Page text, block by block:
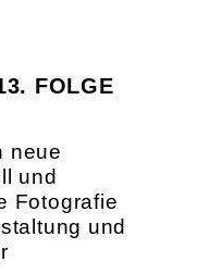
FOLGE
neue
und
Fotografie
und